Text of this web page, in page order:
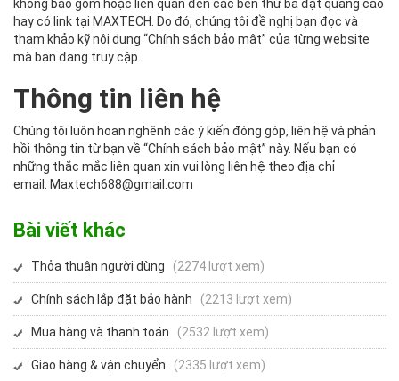
không bao gồm hoặc liên quan đến các bên thứ ba đặt quảng cáo
hay có link tại MAXTECH. Do đó, chúng tôi đề nghị bạn đọc và
tham khảo kỹ nội dung “Chính sách bảo mật” của từng website
mà bạn đang truy cập.
Thông tin liên hệ
Chúng tôi luôn hoan nghênh các ý kiến đóng góp, liên hệ và phản
hồi thông tin từ bạn về “Chính sách bảo mật” này. Nếu bạn có
những thắc mắc liên quan xin vui lòng liên hệ theo địa chỉ
email: Maxtech688@gmail.com
Bài viết khác
Thỏa thuận người dùng (2274 lượt xem)
Chính sách lắp đặt bảo hành (2213 lượt xem)
Mua hàng và thanh toán (2532 lượt xem)
Giao hàng & vận chuyển (2335 lượt xem)